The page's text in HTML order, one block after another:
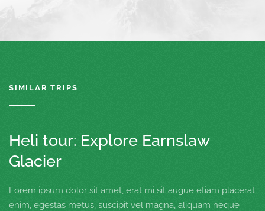
SIMILAR TRIPS
Heli tour: Explore Earnslaw
Glacier
Lorem ipsum dolor sit amet, erat mi sit augue etiam placerat
enim, egestas metus, suscipit vel magna, aliquam neque